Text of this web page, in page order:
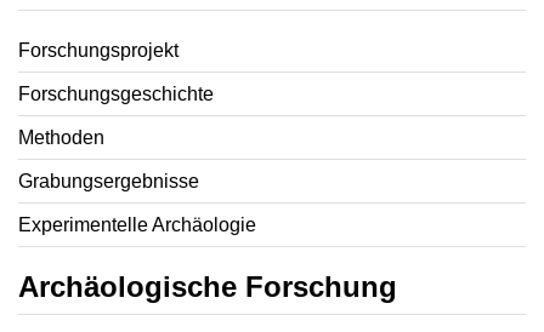
Forschungsprojekt
Forschungsgeschichte
Methoden
Grabungsergebnisse
Experimentelle Archäologie
Archäologische Forschung